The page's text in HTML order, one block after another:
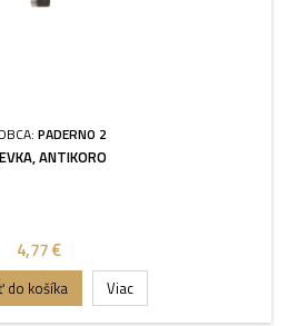
PADERNO 2
ANTIKORO
4,77 €
do košíka Viac